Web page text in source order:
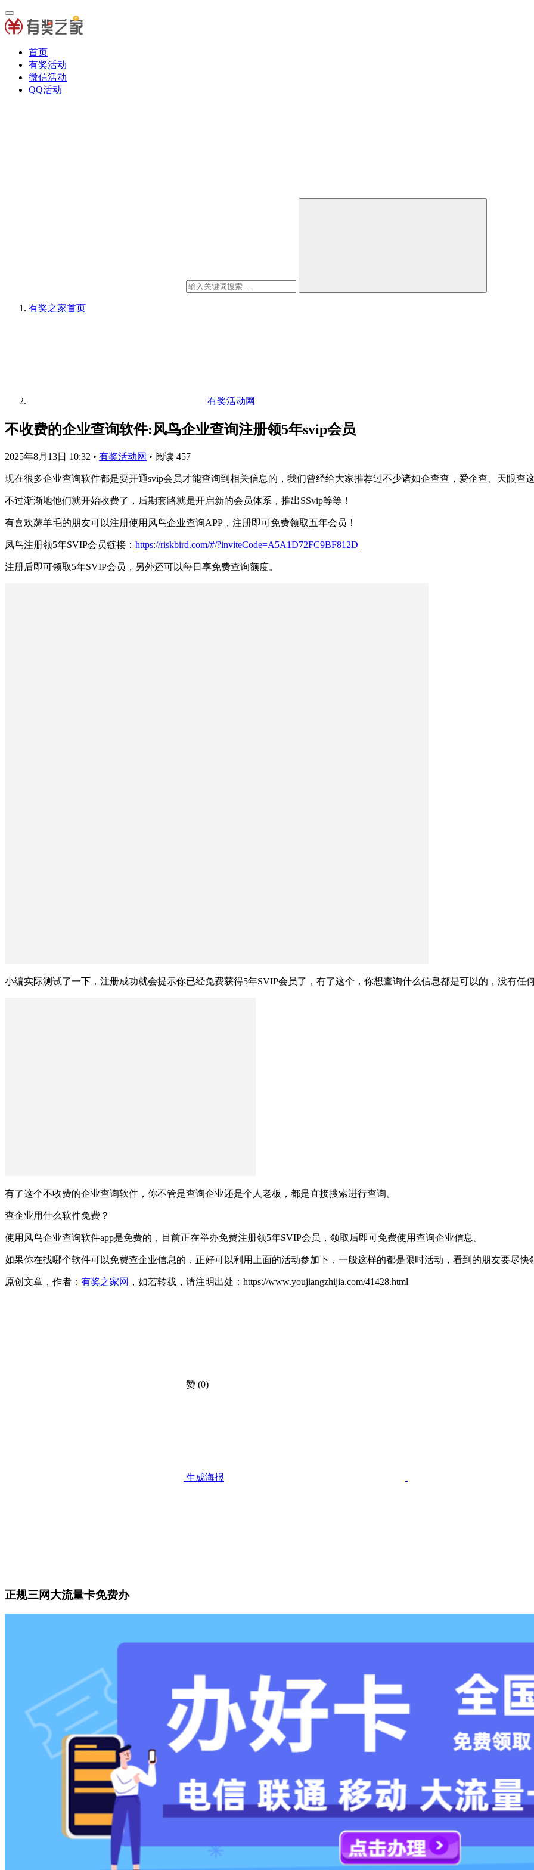
首页
有奖活动
微信活动
QQ活动
有奖之家首页
有奖活动网
不收费的企业查询软件:风鸟企业查询注册领5年svip会员
2025年8月13日 10:32 • 有奖活动网 • 阅读 457
现在很多企业查询软件都是要开通svip会员才能查询到相关信息的，我们曾经给大家推荐过不少诸如企查查，爱企查、天眼查
不过渐渐地他们就开始收费了，后期套路就是开启新的会员体系，推出SSvip等等！
有喜欢薅羊毛的朋友可以注册使用风鸟企业查询APP，注册即可免费领取五年会员！
凤鸟注册领5年SVIP会员链接： https://riskbird.com/#/?inviteCode=A5A1D72FC9BF812D
注册后即可领取5年SVIP会员，另外还可以每日享免费查询额度。
小编实际测试了一下，注册成功就会提示你已经免费获得5年SVIP会员了，有了这个，你想查询什么信息都是可以的，没有任
有了这个不收费的企业查询软件，你不管是查询企业还是个人老板，都是直接搜索进行查询。
查企业用什么软件免费？
使用风鸟企业查询软件app是免费的，目前正在举办免费注册领5年SVIP会员，领取后即可免费使用查询企业信息。
如果你在找哪个软件可以免费查企业信息的，正好可以利用上面的活动参加下，一般这样的都是限时活动，看到的朋友要尽快
原创文章，作者： 有奖之家网 ，如若转载，请注明出处：https://www.youjiangzhijia.com/41428.html
赞 (0)
生成海报
正规三网大流量卡免费办